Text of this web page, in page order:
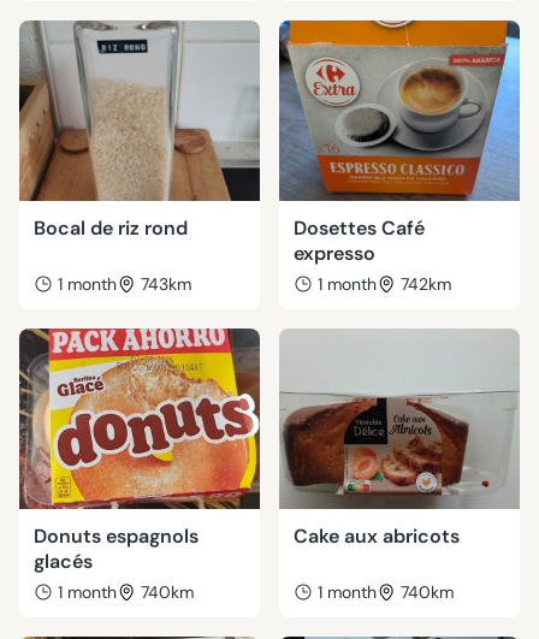
Bocal de riz rond
1 month 743km
Dosettes Café
expresso
1 month 742km
Donuts espagnols
glacés
1 month 740km
Cake aux abricots
1 month 740km